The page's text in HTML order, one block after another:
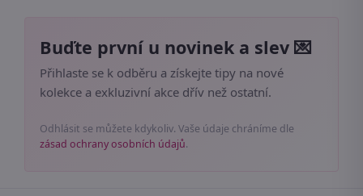
Buďte první u novinek a slev 💌
Přihlaste se k odběru a získejte tipy na nové
kolekce a exkluzivní akce dřív než ostatní.
Odhlásit se můžete kdykoliv. Vaše údaje chráníme dle
zásad ochrany osobních údajů.